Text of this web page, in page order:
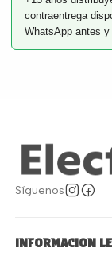
contraentrega
WhatsApp antes
Síguenos
INFORMACION